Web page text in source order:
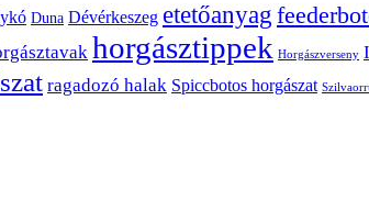
Duna Dévérkeszeg etetőanyag
horgásztippek Horgászverseny
ragadozó halak Spiccbotos horgászat